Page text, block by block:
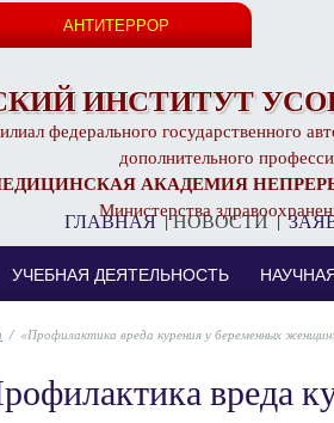
АНТИТЕРРОР
ИНСТИТУТ
федерального государственного
дополнительного
АКАДЕМИЯ
Министерства
ГЛАВНАЯ |НОВОСТИ |
УЧЕБНАЯ ДЕЯТЕЛЬНОСТЬ
/ «Профилактика вреда курения у беременных
вреда